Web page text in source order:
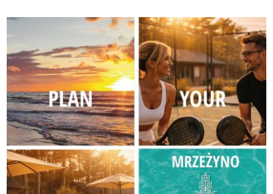
WIADOMOŚCI Z LASU
STUDIO SUPERPORTALU
KONTAKT
REDAKCJA
REGULAMIN